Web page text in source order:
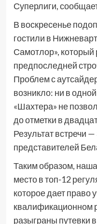
Суперлиги,
В воскресенье
гостили в
Самотлор», который
предпоследней
Проблем с
возникло: ни в
«Шахтера» не
до отметки в
Результат встречи
представителей
Таким образом,
место в топ-12
которое дает право
квалификационном
разыграны путевки